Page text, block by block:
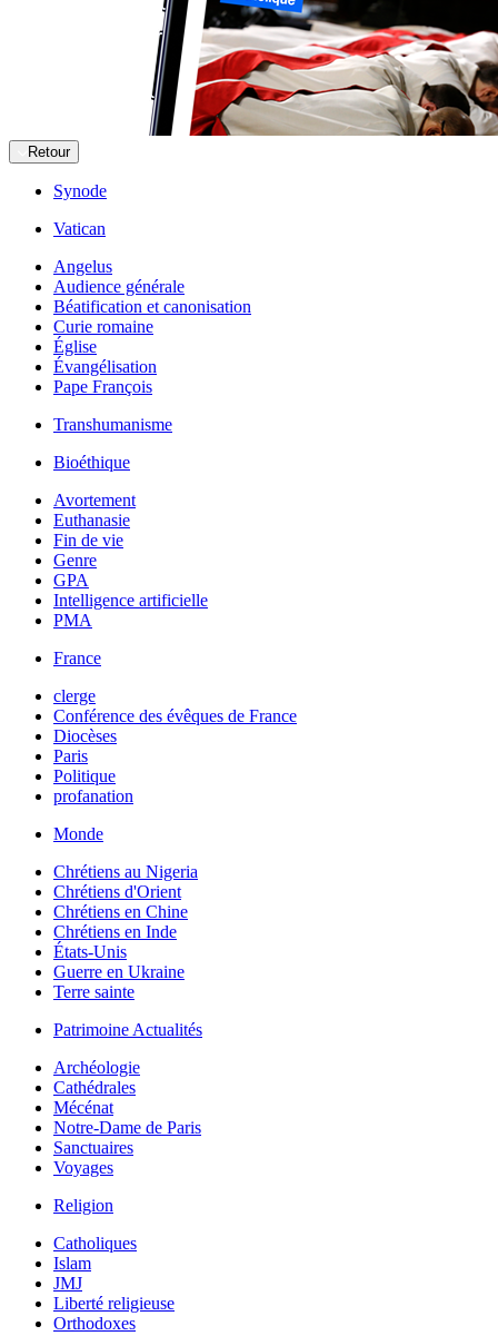
Retour
Synode
Vatican
Angelus
Audience générale
Béatification et canonisation
Curie romaine
Église
Évangélisation
Pape François
Transhumanisme
Bioéthique
Avortement
Euthanasie
Fin de vie
Genre
GPA
Intelligence artificielle
PMA
France
clerge
Conférence des évêques de France
Diocèses
Paris
Politique
profanation
Monde
Chrétiens au Nigeria
Chrétiens d'Orient
Chrétiens en Chine
Chrétiens en Inde
États-Unis
Guerre en Ukraine
Terre sainte
Patrimoine Actualités
Archéologie
Cathédrales
Mécénat
Notre-Dame de Paris
Sanctuaires
Voyages
Religion
Catholiques
Islam
JMJ
Liberté religieuse
Orthodoxes